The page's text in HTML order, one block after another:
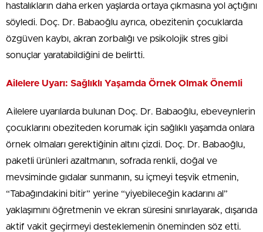
hastalıkların daha erken yaşlarda ortaya çıkmasına yol açtığını
söyledi. Doç. Dr. Babaoğlu ayrıca, obezitenin çocuklarda
özgüven kaybı, akran zorbalığı ve psikolojik stres gibi
sonuçlar yaratabildiğini de belirtti.
Ailelere Uyarı: Sağlıklı Yaşamda Örnek Olmak Önemli
Ailelere uyarılarda bulunan Doç. Dr. Babaoğlu, ebeveynlerin
çocuklarını obeziteden korumak için sağlıklı yaşamda onlara
örnek olmaları gerektiğinin altını çizdi. Doç. Dr. Babaoğlu,
paketli ürünleri azaltmanın, sofrada renkli, doğal ve
mevsiminde gıdalar sunmanın, su içmeyi teşvik etmenin,
“Tabağındakini bitir” yerine “yiyebileceğin kadarını al”
yaklaşımını öğretmenin ve ekran süresini sınırlayarak, dışarıda
aktif vakit geçirmeyi desteklemenin öneminden söz etti.